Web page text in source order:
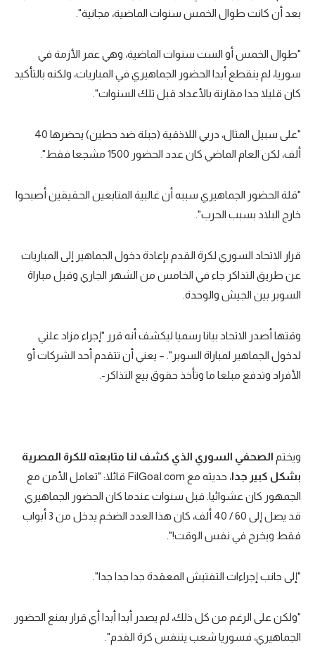
بعد أن كانت طوال الخمس سنوات الماضية، مجانية".
"طوال الخمس أو الست سنوات الماضية، وهي عمر الأزمة في
سوريا، لم ينقطع أبدا الحضور الجماهيري في المباريات، ولكنه بالتأكيد
كان قليلا جدا مقارنة بالأعداد قبل تلك السنوات".
"على سبيل المثال، دربي اللاذقية (جبلة ضد حطين) يحضرها 40
ألف، لكن العام الماضي كان عدد الحضور 1500 مشجعا فقط".
"قلة الحضور الجماهيري سببه أن غالبية المتابعين الحقيقين أصبحوا
خارج البلاد بسبب الحرب".
قرار الاتحاد السوري لكرة القدم بإعادة دخول الجماهير إلى المباريات
عن طريق التذاكر جاء في الخامس من الشهر الجاري وقبل مباراة
السوبر بين الجيش والوحدة.
وقتها أصدر الاتحاد بيانا رسميا ليكشف أنه قرر "إجراء مزاد علني
لدخول الجماهير لمباراة السوبر". – يعني أن تتقدم أحد الشركات أو
الأفراد وتدفع مبلغا ما وتأخذ حقوق بيع التذاكر-.
ويختم الصحفي السوري الذي كشف لنا متابعته للكرة المصرية
بشكل كبير جدا
، حديثه مع FilGoal.com قائلا: "تعامل الأمن مع
الجمهور كان عشوائيا. قبل سنوات عندما كان الحضور الجماهيري
قد يصل إلى 60 / 40 ألف، كان هذا العدد الضخم يدخل من 3 أبواب
فقط ويخرج في نفس الوقت!".
"إلى جانب إجراءات التفتيش المعقدة جدا جدا جدا".
"ولكن على الرغم من كل ذلك، لم يصدر أبدا أبدا أي قرار بمنع الحضور
الجماهيري، فسوريا شعب يتنفس كرة القدم".